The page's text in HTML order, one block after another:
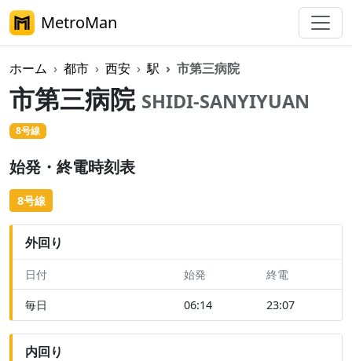
MetroMan
ホーム 都市 西安 駅 市第三病院
市第三病院 SHIDI-SANYIYUAN
8号線
始発・終電時刻表
8号線
外回り
日付 始発 終電
毎日 06:14 23:07
内回り